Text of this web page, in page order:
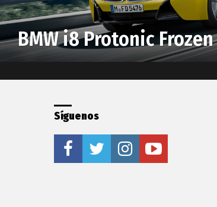
BMW i8 Protonic
Síguenos
facebooktwitter instagramyoutube